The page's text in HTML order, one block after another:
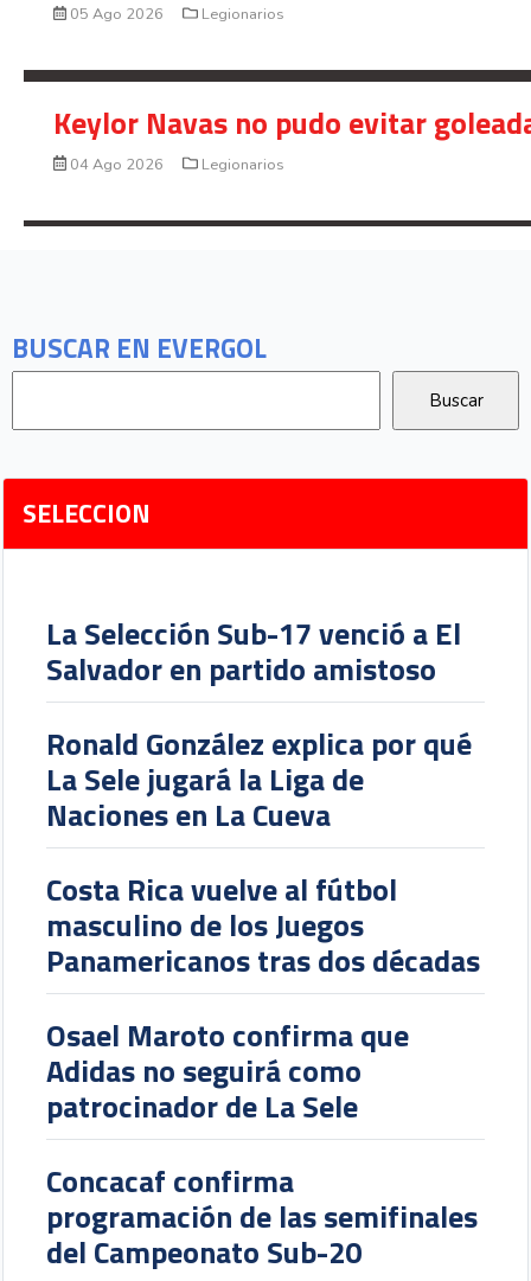
BUSCAR EN EVERGOL
SELECCION
La Selección Sub-17 venció a El
Salvador en partido amistoso
Ronald González explica por qué
La Sele jugará la Liga de
Naciones en La Cueva
Costa Rica vuelve al fútbol
masculino de los Juegos
Panamericanos tras dos décadas
Osael Maroto confirma que
Adidas no seguirá como
patrocinador de La Sele
Concacaf confirma
programación de las semifinales
del Campeonato Sub-20
05 Ago 2026 Legionarios
Keylor Navas no pudo evitar
04 Ago 2026 Legionarios